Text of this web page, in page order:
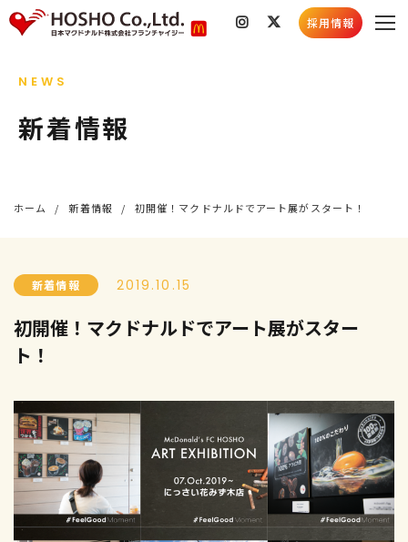
社会貢献活動
採用情報
採用メッセージ
5分でわかる豊昇
お知らせ
新卒採用エントリー
キャリア募集要項
キャリア採用エントリー
高校生向け特設ページ
お知らせ
社会貢献活動
採用ブログ
採用情報
NEWS
新着情報
ホーム 新着情報 初開催！マクドナルドでアート展がスタート！
新着情報 2019.10.15
初開催！マクドナルドでアート展がスター
ト！